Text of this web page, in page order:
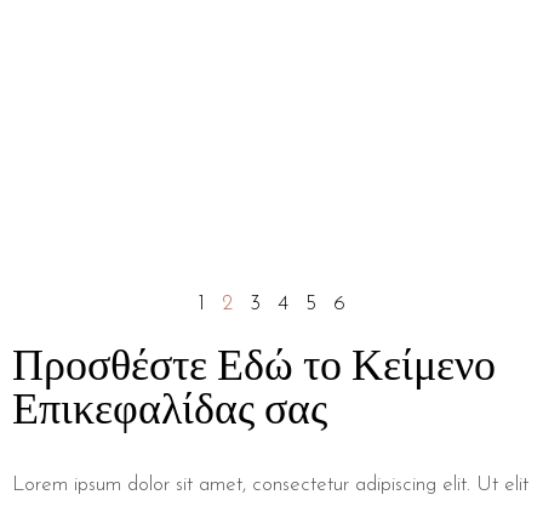
Προσθέστε Εδώ το Κείμενο
Επικεφαλίδας σας
Lorem ipsum dolor sit amet, consectetur adipiscing elit. Ut elit